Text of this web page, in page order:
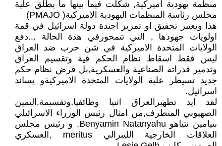
منظمة يهودية اميركية, شكلت فيما بينها ما يطلق علية
مجلس رئاسة المنظمات اليهودية الاميركية( PMAJO)
هذا ويعتبر تحقيق او تمرير اجندة دولة اسرائيل في قمة
اولويات جهودها , التي تتمحورفي هذة الحالة ...دفع
الولايات المتحدة الاميركية في شن حرب ضد العراق
ليس فقط اسقاط نظام الحكم فية وتقسيم العراق
وتدمير قدراتة الصناعية والعسكرية,بل فرض نظام حكم
جديد تسيطر علية الولايات المتحدة الاميركيةو يساند
اسرائيل.
لقد ايد تطهيرالعراق اثنيا وطائفيا,وتقسيمة,اليمين
الصهيوني المتطرف,من امثال رئيس الوزراء الاسرائيلي
بنيامين نتياهو Benyamin Natanyahu, و رئيس مجلس
العلاقات الخارجية الليبرالي meritus ,العسكري